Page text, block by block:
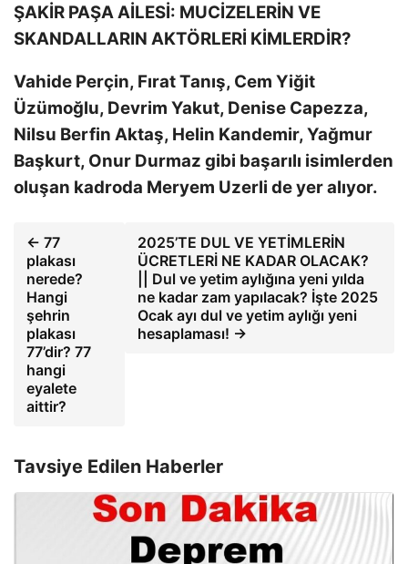
ŞAKİR PAŞA AİLESİ: MUCİZELERİN VE
SKANDALLARIN AKTÖRLERİ KİMLERDİR?
Vahide Perçin, Fırat Tanış, Cem Yiğit
Üzümoğlu, Devrim Yakut, Denise Capezza,
Nilsu Berfin Aktaş, Helin Kandemir, Yağmur
Başkurt, Onur Durmaz gibi başarılı isimlerden
oluşan kadroda Meryem Uzerli de yer alıyor.
← 77
plakası
nerede?
Hangi
şehrin
plakası
77’dir? 77
hangi
eyalete
aittir?
2025’TE DUL VE YETİMLERİN
ÜCRETLERİ NE KADAR OLACAK?
|| Dul ve yetim aylığına yeni yılda
ne kadar zam yapılacak? İşte 2025
Ocak ayı dul ve yetim aylığı yeni
hesaplaması! →
Tavsiye Edilen Haberler